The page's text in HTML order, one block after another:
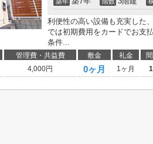
利便性の高い設備も充実した
では初期費用をカードでお支
条件...
管理費・共益費 敷金 礼金
4,000円 0ヶ月 1ヶ月